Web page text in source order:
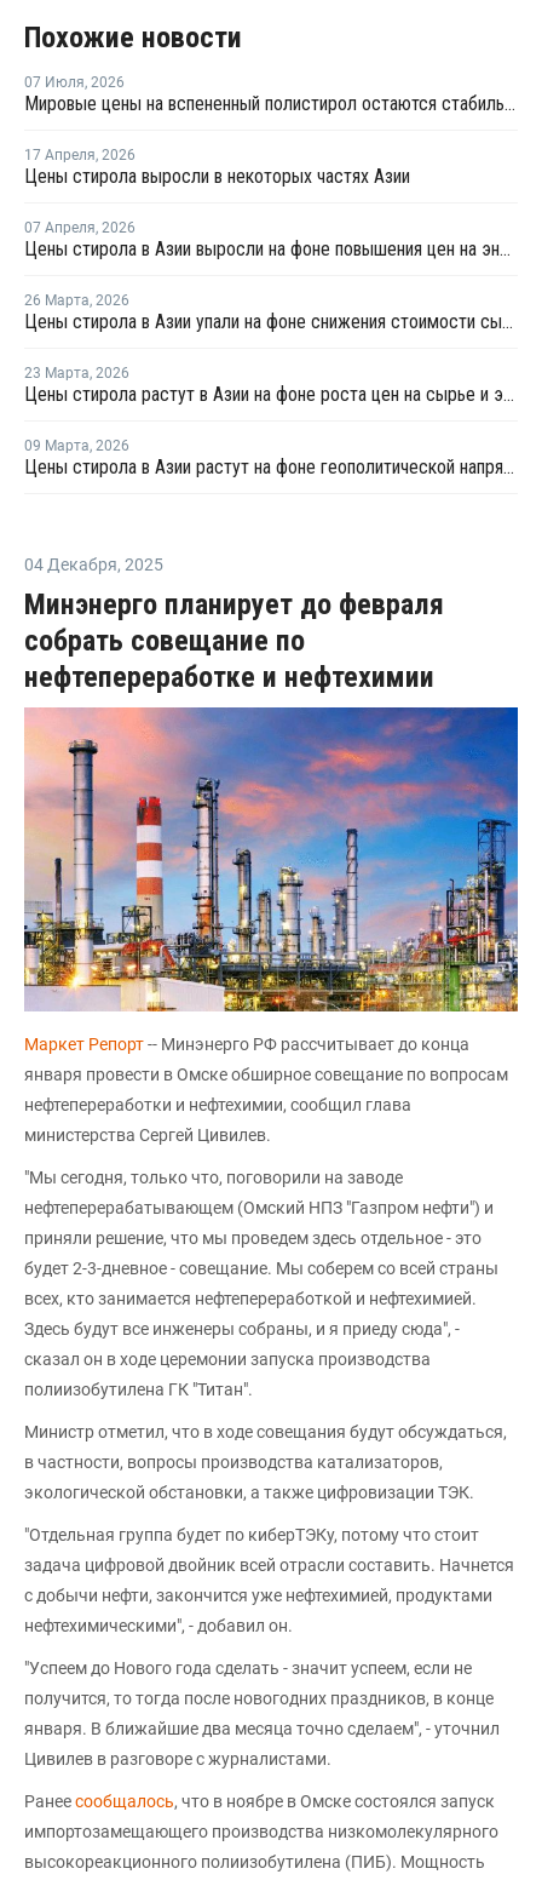
Похожие новости
07 Июля, 2026
Мировые цены на вспененный полистирол остаются стабильными
17 Апреля, 2026
Цены стирола выросли в некоторых частях Азии
07 Апреля, 2026
Цены стирола в Азии выросли на фоне повышения цен на энергоносители и сырье
26 Марта, 2026
Цены стирола в Азии упали на фоне снижения стоимости сырья
23 Марта, 2026
Цены стирола растут в Азии на фоне роста цен на сырье и энергоносители
09 Марта, 2026
Цены стирола в Азии растут на фоне геополитической напряженности и волатильности на рынке
04 Декабря, 2025
Минэнерго планирует до февраля
собрать совещание по
нефтепереработке и нефтехимии
Маркет Репорт-- Минэнерго РФ рассчитывает до конца
января провести в Омске обширное совещание по вопросам
нефтепереработки и нефтехимии, сообщил глава
министерства Сергей Цивилев.
"Мы сегодня, только что, поговорили на заводе
нефтеперерабатывающем (Омский НПЗ "Газпром нефти") и
приняли решение, что мы проведем здесь отдельное - это
будет 2-3-дневное - совещание. Мы соберем со всей страны
всех, кто занимается нефтепереработкой и нефтехимией.
Здесь будут все инженеры собраны, и я приеду сюда", -
сказал он в ходе церемонии запуска производства
полиизобутилена ГК "Титан".
Министр отметил, что в ходе совещания будут обсуждаться,
в частности, вопросы производства катализаторов,
экологической обстановки, а также цифровизации ТЭК.
"Отдельная группа будет по киберТЭКу, потому что стоит
задача цифровой двойник всей отрасли составить. Начнется
с добычи нефти, закончится уже нефтехимией, продуктами
нефтехимическими", - добавил он.
"Успеем до Нового года сделать - значит успеем, если не
получится, то тогда после новогодних праздников, в конце
января. В ближайшие два месяца точно сделаем", - уточнил
Цивилев в разговоре с журналистами.
Ранеесообщалось, что в ноябре в Омске состоялся запуск
импортозамещающего производства низкомолекулярного
высокореакционного полиизобутилена (ПИБ). Мощность